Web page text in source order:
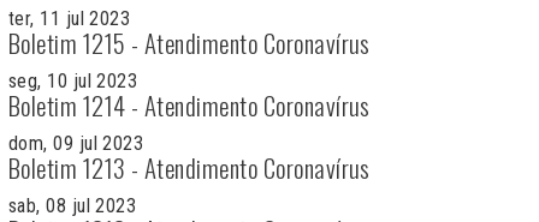
ter, 11 jul 2023
Boletim 1215 - Atendimento Coronavírus
seg, 10 jul 2023
Boletim 1214 - Atendimento Coronavírus
dom, 09 jul 2023
Boletim 1213 - Atendimento Coronavírus
sab, 08 jul 2023